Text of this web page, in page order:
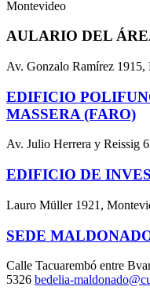
Montevideo
AULARIO DEL
Av. Gonzalo Ramírez 1915,
EDIFICIO
MASSERA (FARO)
Av. Julio Herrera y Reissig
EDIFICIO DE
Lauro Müller 1921,
SEDE
Calle Tacuarembó entre
5326 bedelia-